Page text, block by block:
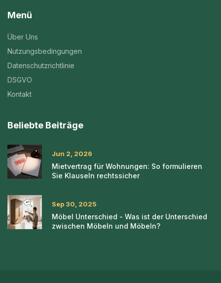
Menü
Über Uns
Nutzungsbedingungen
Datenschutzrichtlinie
DSGVO
Kontakt
Beliebte Beiträge
Jun 2, 2026
Mietvertrag für Wohnungen: So formulieren
Sie Klauseln rechtssicher
Sep 30, 2025
Möbel Unterschied - Was ist der Unterschied
zwischen Möbeln und Möbeln?